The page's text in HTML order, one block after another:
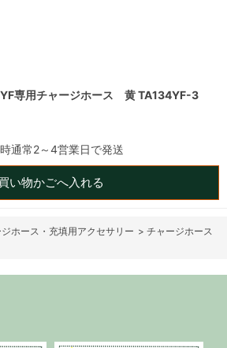
専用チャージホース 黄 TA134YF-3
通常2～4営業日で発送
い物かごへ入れる
ホース・充填用アクセサリー > チャージホース